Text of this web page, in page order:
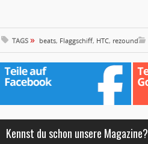
TAGS » beats, Flaggschiff, HTC, rezound
Kennst du schon unsere Magazine?